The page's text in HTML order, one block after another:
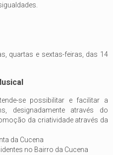
quartas e sextas-feiras, das 14
se possibilitar e facilitar a
designadamente através do
da criatividade através da
da Cucena
no Bairro da Cucena